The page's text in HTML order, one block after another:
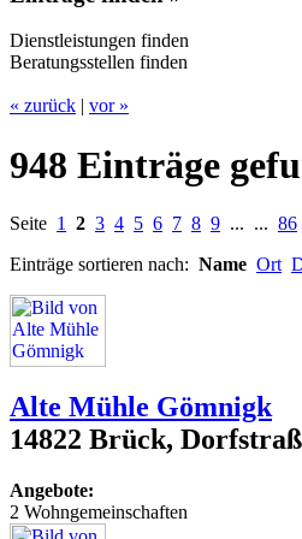
Dienstleistungen finden
Beratungsstellen finden
« zurück | vor »
948 Einträge
Seite 1 2 3 4 5 6 7 8 9 ... ... 86
Einträge sortieren nach: Name Ort
Alte Mühle Gömnigk
14822 Brück,
Angebote:
2 Wohngemeinschaften